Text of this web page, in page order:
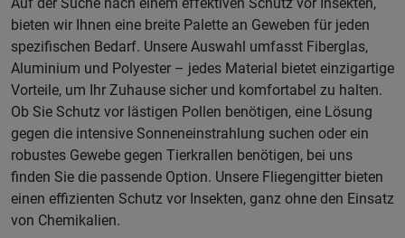
bieten wir Ihnen eine breite Palette an Geweben für jeden
spezifischen Bedarf. Unsere Auswahl umfasst Fiberglas,
Aluminium und Polyester – jedes Material bietet einzigartige
Vorteile, um Ihr Zuhause sicher und komfortabel zu halten.
Ob Sie Schutz vor lästigen Pollen benötigen, eine Lösung
gegen die intensive Sonneneinstrahlung suchen oder ein
robustes Gewebe gegen Tierkrallen benötigen, bei uns
finden Sie die passende Option. Unsere Fliegengitter bieten
einen effizienten Schutz vor Insekten, ganz ohne den Einsatz
von Chemikalien.